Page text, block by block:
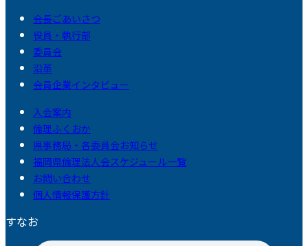
会長ごあいさつ
役員・執行部
委員会
沿革
会員企業インタビュー
入会案内
倫理ふくおか
県事務局・各委員会お知らせ
福岡県倫理法人会スケジュール一覧
お問い合わせ
個人情報保護方針
すなお